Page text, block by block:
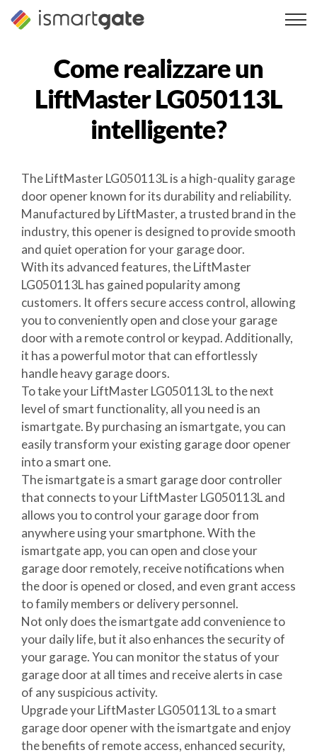
Come realizzare un
LiftMaster LG050113L
intelligente?
The LiftMaster LG050113L is a high-quality garage
door opener known for its durability and reliability.
Manufactured by LiftMaster, a trusted brand in the
industry, this opener is designed to provide smooth
and quiet operation for your garage door.
With its advanced features, the LiftMaster
LG050113L has gained popularity among
customers. It offers secure access control, allowing
you to conveniently open and close your garage
door with a remote control or keypad. Additionally,
it has a powerful motor that can effortlessly
handle heavy garage doors.
To take your LiftMaster LG050113L to the next
level of smart functionality, all you need is an
ismartgate. By purchasing an ismartgate, you can
easily transform your existing garage door opener
into a smart one.
The ismartgate is a smart garage door controller
that connects to your LiftMaster LG050113L and
allows you to control your garage door from
anywhere using your smartphone. With the
ismartgate app, you can open and close your
garage door remotely, receive notifications when
the door is opened or closed, and even grant access
to family members or delivery personnel.
Not only does the ismartgate add convenience to
your daily life, but it also enhances the security of
your garage. You can monitor the status of your
garage door at all times and receive alerts in case
of any suspicious activity.
Upgrade your LiftMaster LG050113L to a smart
garage door opener with the ismartgate and enjoy
the benefits of remote access, enhanced security,